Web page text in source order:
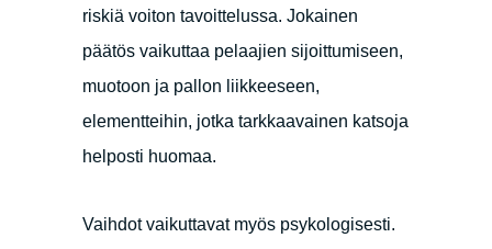
riskiä voiton tavoittelussa. Jokainen
päätös vaikuttaa pelaajien sijoittumiseen,
muotoon ja pallon liikkeeseen,
elementteihin, jotka tarkkaavainen katsoja
helposti huomaa.
Vaihdot vaikuttavat myös psykologisesti.